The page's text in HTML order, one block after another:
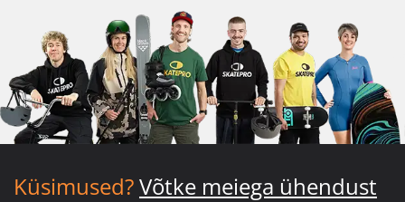
Küsimused?Võtke meiega ühendust